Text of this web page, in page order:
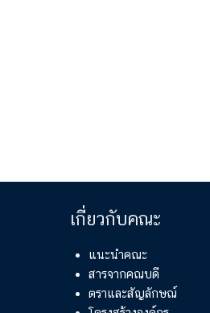
เกี่ยวกับคณะ
แนะนำคณะ
สารจากคณบดี
ตราและสัญลักษณ์